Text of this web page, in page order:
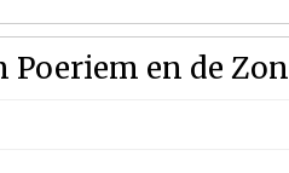
Poeriem en de